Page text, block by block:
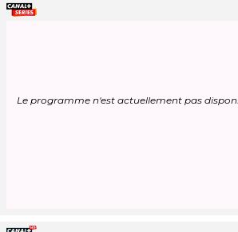
Le programme n'est actuellement pas